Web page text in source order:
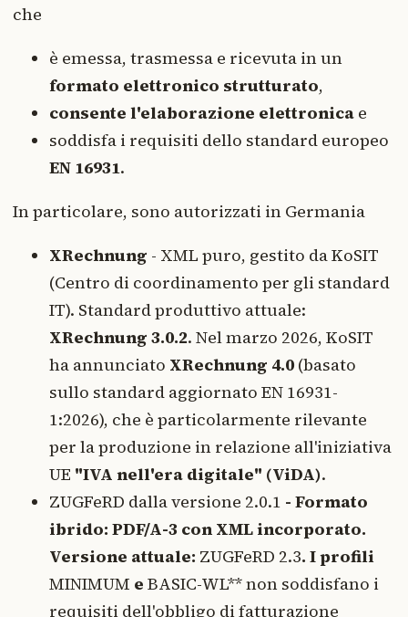
che
è emessa, trasmessa e ricevuta in un
formato elettronico strutturato,
consente l'elaborazione elettronica e
soddisfa i requisiti dello standard europeo
EN 16931.
In particolare, sono autorizzati in Germania
XRechnung - XML puro, gestito da KoSIT
(Centro di coordinamento per gli standard
IT). Standard produttivo attuale:
XRechnung 3.0.2. Nel marzo 2026, KoSIT
ha annunciato XRechnung 4.0 (basato
sullo standard aggiornato EN 16931-
1:2026), che è particolarmente rilevante
per la produzione in relazione all'iniziativa
UE "IVA nell'era digitale" (ViDA).
ZUGFeRD dalla versione 2.0.1 - Formato
ibrido: PDF/A-3 con XML incorporato.
Versione attuale: ZUGFeRD 2.3. I profili
MINIMUM e BASIC-WL** non soddisfano i
requisiti dell'obbligo di fatturazione